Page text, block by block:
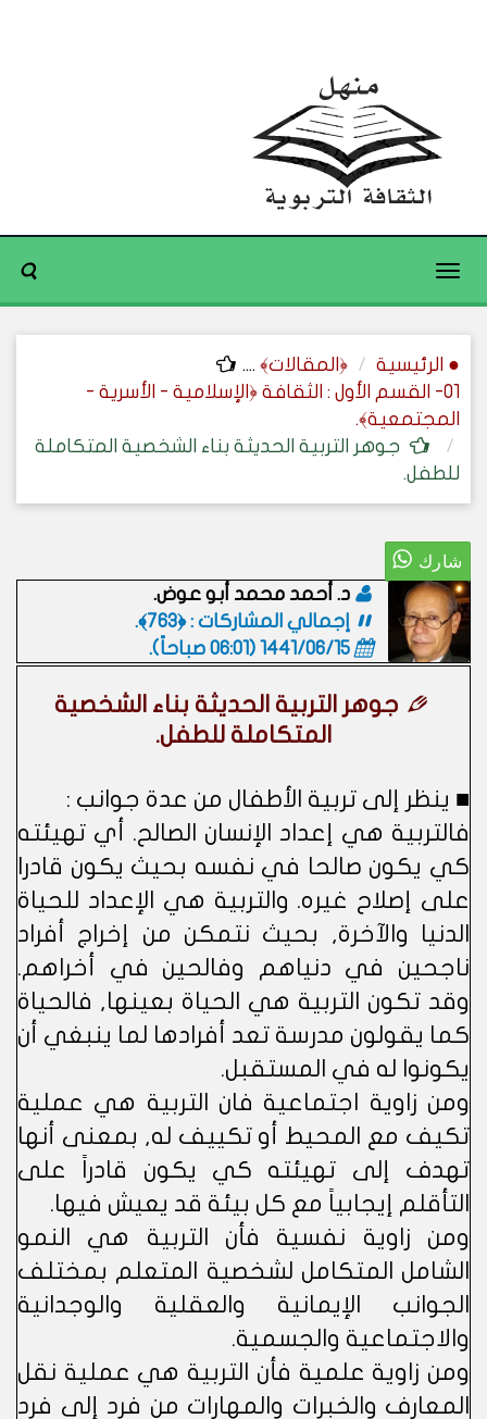
Toggle
● الرئيسية ﴿المقالات﴾ ....
01- القسم الأول : الثقافة ﴿الإسلامية - الأسرية -
المجتمعية﴾.
جوهر التربية الحديثة بناء الشخصية المتكاملة
للطفل.
د. أحمد محمد أبو عوض.
إجمالي المشاركات : ﴿763﴾.
1441/06/15 (06:01 صباحاً)
.
جوهر التربية الحديثة بناء الشخصية
المتكاملة للطفل.
■ ينظر إلى تربية الأطفال من عدة جوانب :
فالتربية هي إعداد الإنسان الصالح. أي تهيئته
كي يكون صالحا في نفسه بحيث يكون قادرا
على إصلاح غيره. والتربية هي الإعداد للحياة
الدنيا والآخرة, بحيث نتمكن من إخراج أفراد
ناجحين في دنياهم وفالحين في أخراهم.
وقد تكون التربية هي الحياة بعينها, فالحياة
كما يقولون مدرسة تعد أفرادها لما ينبغي أن
يكونوا له في المستقبل.
ومن زاوية اجتماعية فان التربية هي عملية
تكيف مع المحيط أو تكييف له, بمعنى أنها
تهدف إلى تهيئته كي يكون قادراً على
التأقلم إيجابياً مع كل بيئة قد يعيش فيها.
ومن زاوية نفسية فأن التربية هي النمو
الشامل المتكامل لشخصية المتعلم بمختلف
الجوانب الإيمانية والعقلية والوجدانية
والاجتماعية والجسمية.
ومن زاوية علمية فأن التربية هي عملية نقل
المعارف والخبرات والمهارات من فرد إلى فرد